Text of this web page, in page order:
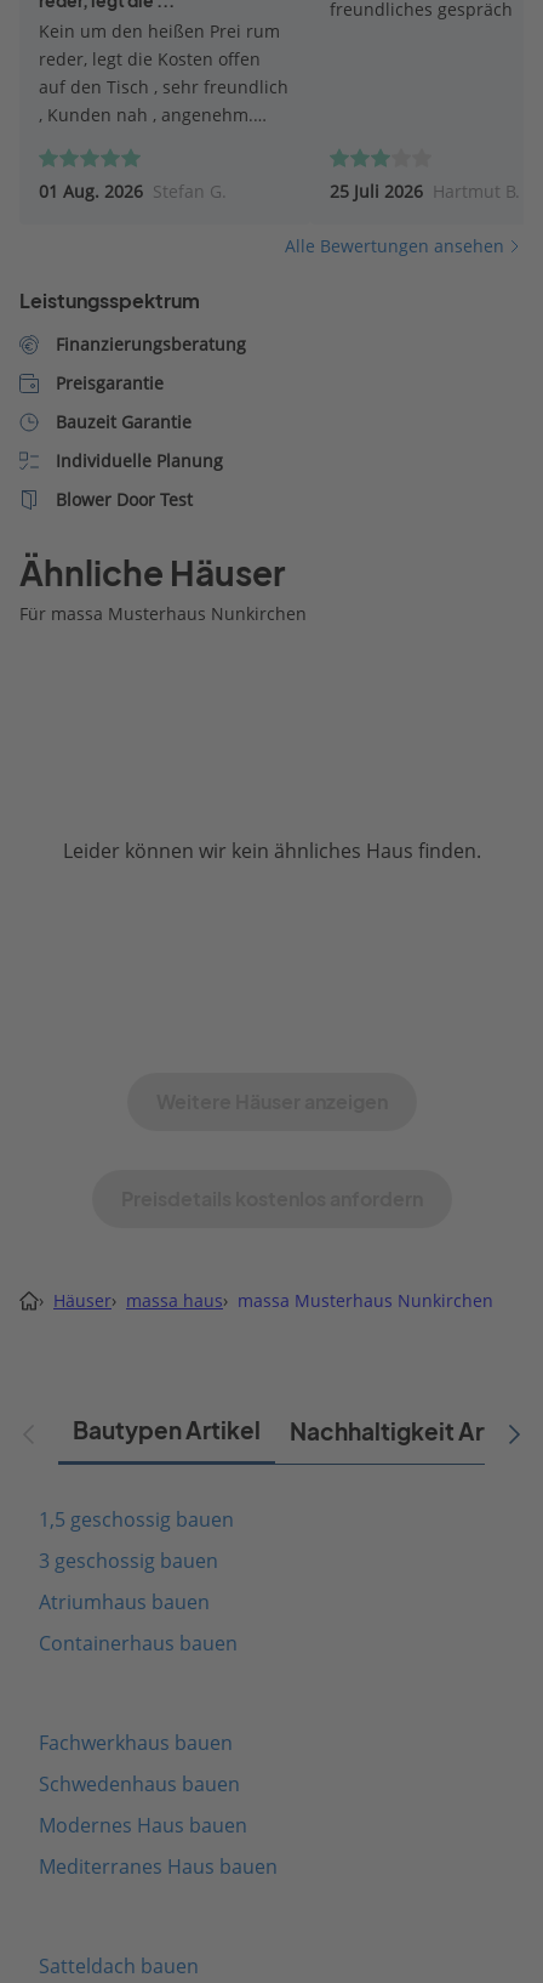
Kein um den heißen Prei rum
reder, legt die Kosten offen
auf den Tisch , sehr freundlich
, Kunden nah , angenehm.
01 Aug. 2026 Stefan G.
freundliches gespräch
25 Juli 2026 Hartmut B.
Alle Bewertungen ansehen
Leistungsspektrum
Finanzierungsberatung
Preisgarantie
Bauzeit Garantie
Individuelle Planung
Blower Door Test
Ähnliche Häuser
Für massa Musterhaus Nunkirchen
Leider können wir kein ähnliches Haus finden.
› Häuser› massa haus› massa Musterhaus Nunkirchen
Bautypen Artikel Nachhaltigkeit Artikel
1,5 geschossig bauen
3 geschossig bauen
Atriumhaus bauen
Containerhaus bauen
Fachwerkhaus bauen
Schwedenhaus bauen
Modernes Haus bauen
Mediterranes Haus bauen
Satteldach bauen